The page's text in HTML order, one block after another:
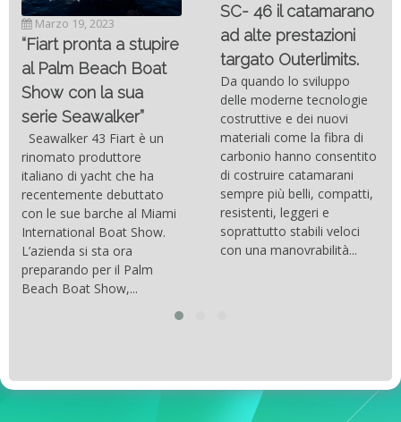
Marzo 19, 2023
“Fiart pronta a stupire
al Palm Beach Boat
Show con la sua
serie Seawalker”
Seawalker 43 Fiart è un
rinomato produttore
italiano di yacht che ha
recentemente debuttato
con le sue barche al Miami
International Boat Show.
L’azienda si sta ora
preparando per il Palm
Beach Boat Show,...
SC- 46 il catamarano
ad alte prestazioni
targato Outerlimits.
Da quando lo sviluppo
delle moderne tecnologie
costruttive e dei nuovi
materiali come la fibra di
carbonio hanno consentito
di costruire catamarani
sempre più belli, compatti,
resistenti, leggeri e
soprattutto stabili veloci
con una manovrabilità...